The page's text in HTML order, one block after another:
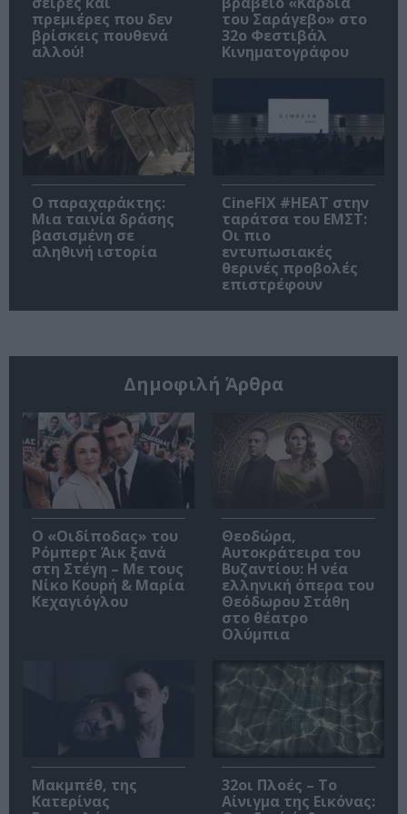
πρεμιέρες που δεν
βρίσκεις πουθενά
αλλού!
του Σαράγεβο» στο
32ο Φεστιβάλ
Κινηματογράφου
Ο παραχαράκτης:
Μια ταινία δράσης
βασισμένη σε
αληθινή ιστορία
CineFIX #ΗΕΑΤ στην
ταράτσα του ΕΜΣΤ:
Οι πιο
εντυπωσιακές
θερινές προβολές
επιστρέφουν
Δημοφιλή Άρθρα
O «Οιδίποδας» του
Ρόμπερτ Άικ ξανά
στη Στέγη – Με τους
Νίκο Κουρή & Μαρία
Κεχαγιόγλου
Θεοδώρα,
Αυτοκράτειρα του
Βυζαντίου: Η νέα
ελληνική όπερα του
Θεόδωρου Στάθη
στο θέατρο
Ολύμπια
Μακμπέθ, της
Κατερίνας
32οι Πλοές – Το
Αίνιγμα της Εικόνας: